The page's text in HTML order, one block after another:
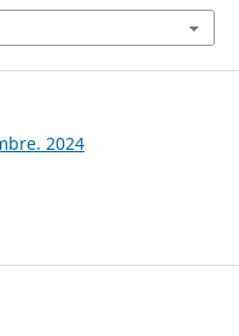
2024